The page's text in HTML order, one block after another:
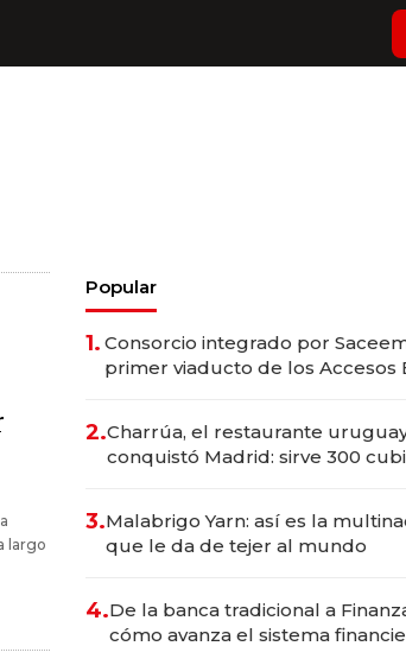
largo
Popular
1. Consorcio integrado por
primer viaducto de los Accesos
2.Charrúa, el restaurante
conquistó Madrid: sirve 300
3.Malabrigo Yarn: así es la
que le da de tejer al mundo
4.De la banca tradicional a
cómo avanza el sistema